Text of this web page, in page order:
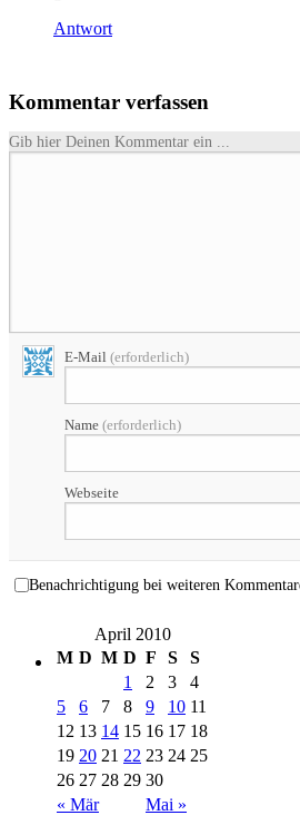
Antwort
Kommentar verfassen
Gib hier Deinen Kommentar ein ...
E-Mail (erforderlich)
Name (erforderlich)
Webseite
Benachrichtigung bei weiteren
April 2010
M D M D F S S
« Mär Mai »
1 2 3
4
5
6 7 8 9 10 11
12 13 14 15 16 17 18
19 20 21 22 23 24 25
26 27 28 29 30